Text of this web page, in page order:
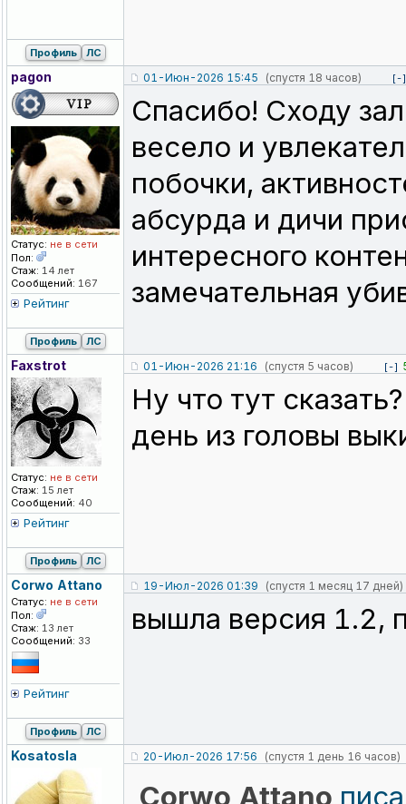
Профиль ЛС
pagon
Статус: не в сети
Пол:
Стаж: 14 лет
Сообщений: 167
Рейтинг
01-Июн-2026 15:45 (спустя 18 часов) [-]
Спасибо! Сходу
весело и
побочки,
абсурда и дичи
интересного
замечательная
Профиль ЛС
Faxstrot
Статус: не в сети
Стаж: 15 лет
Сообщений: 40
Рейтинг
01-Июн-2026 21:16 (спустя 5 часов) [-]
Ну что тут
день из головы
Профиль ЛС
Corwo Attano
Статус: не в сети
Пол:
Стаж: 13 лет
Сообщений: 33
Рейтинг
19-Июл-2026 01:39 (спустя 1 месяц 17 дней)
вышла версия 1.2,
Профиль ЛС
Kosatosla 20-Июл-2026 17:56 (спустя 1 день 16 часов)
Corwo Attano